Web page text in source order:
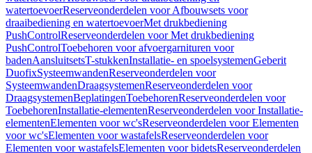
watertoevoerReserveonderdelen voor Afbouwsets voor
draaibediening en watertoevoerMet drukbediening
PushControlReserveonderdelen voor Met drukbediening
PushControlToebehoren voor afvoergarnituren voor
badenAansluitsetsT-stukkenInstallatie- en spoelsystemenGeberit
DuofixSysteemwandenReserveonderdelen voor
SysteemwandenDraagsystemenReserveonderdelen voor
DraagsystemenBeplatingenToebehorenReserveonderdelen voor
ToebehorenInstallatie-elementenReserveonderdelen voor Installatie-
elementenElementen voor wc'sReserveonderdelen voor Elementen
voor wc'sElementen voor wastafelsReserveonderdelen voor
Elementen voor wastafelsElementen voor bidetsReserveonderdelen